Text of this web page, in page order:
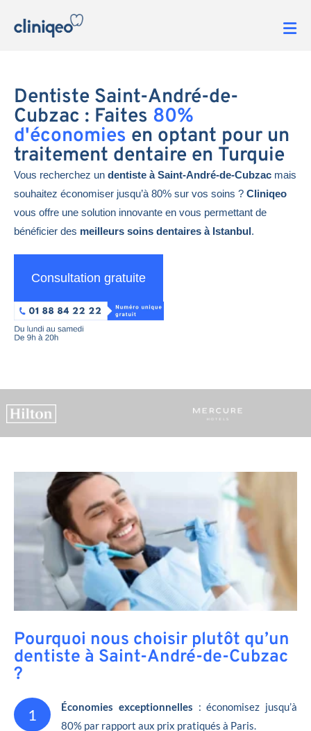
Dentiste Saint-André-de-
Cubzac : Faites 80%
d'économies en optant pour un
traitement dentaire en Turquie
Vous recherchez un dentiste à Saint-André-de-Cubzac mais
souhaitez économiser jusqu’à 80% sur vos soins ? Cliniqeo
vous offre une solution innovante en vous permettant de
bénéficier des meilleurs soins dentaires à Istanbul.
Consultation gratuite
Pourquoi nous choisir plutôt qu’un
dentiste à Saint-André-de-Cubzac
?
1 Économies exceptionnelles : économisez jusqu’à
80% par rapport aux prix pratiqués à Paris.